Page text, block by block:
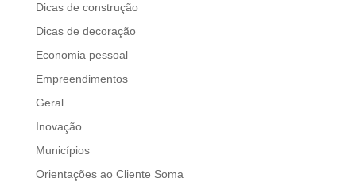
Dicas de construção
Dicas de decoração
Economia pessoal
Empreendimentos
Geral
Inovação
Municípios
Orientações ao Cliente Soma